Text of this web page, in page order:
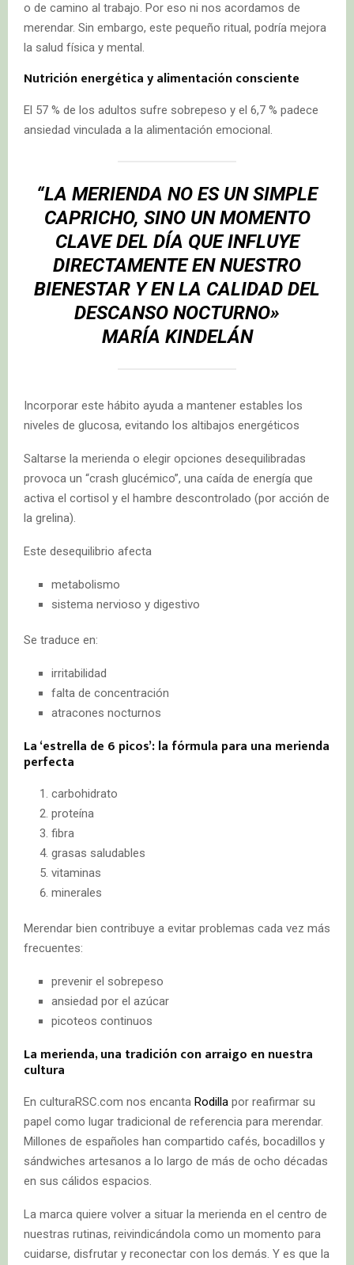
o de camino al trabajo. Por eso ni nos acordamos de
merendar. Sin embargo, este pequeño ritual, podría mejora
la salud física y mental.
Nutrición energética y alimentación consciente
El 57 % de los adultos sufre sobrepeso y el 6,7 % padece
ansiedad vinculada a la alimentación emocional.
“LA MERIENDA NO ES UN SIMPLE
CAPRICHO, SINO UN MOMENTO
CLAVE DEL DÍA QUE INFLUYE
DIRECTAMENTE EN NUESTRO
BIENESTAR Y EN LA CALIDAD DEL
DESCANSO NOCTURNO»
MARÍA KINDELÁN
Incorporar este hábito ayuda a mantener estables los
niveles de glucosa, evitando los altibajos energéticos
Saltarse la merienda o elegir opciones desequilibradas
provoca un “crash glucémico”, una caída de energía que
activa el cortisol y el hambre descontrolado (por acción de
la grelina).
Este desequilibrio afecta
metabolismo
sistema nervioso y digestivo
Se traduce en:
irritabilidad
falta de concentración
atracones nocturnos
La ‘estrella de 6 picos’: la fórmula para una merienda
perfecta
carbohidrato
proteína
fibra
grasas saludables
vitaminas
minerales
Merendar bien contribuye a evitar problemas cada vez más
frecuentes:
prevenir el sobrepeso
ansiedad por el azúcar
picoteos continuos
La merienda, una tradición con arraigo en nuestra
cultura
En culturaRSC.com nos encanta Rodilla por reafirmar su
papel como lugar tradicional de referencia para merendar.
Millones de españoles han compartido cafés, bocadillos y
sándwiches artesanos a lo largo de más de ocho décadas
en sus cálidos espacios.
La marca quiere volver a situar la merienda en el centro de
nuestras rutinas, reivindicándola como un momento para
cuidarse, disfrutar y reconectar con los demás. Y es que la